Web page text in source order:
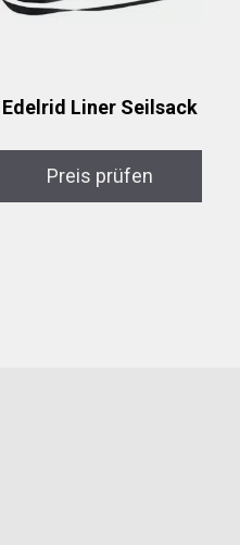
Edelrid Liner Seilsack
Preis prüfen